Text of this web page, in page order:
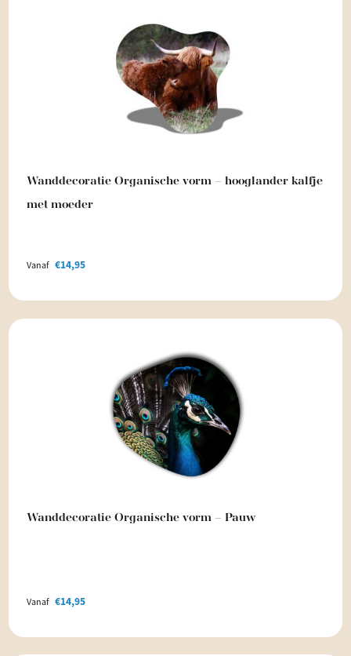
Wanddecoratie Organische vorm – hooglander kalfje
met moeder
Vanaf €14,95
Wanddecoratie Organische vorm – Pauw
Vanaf €14,95